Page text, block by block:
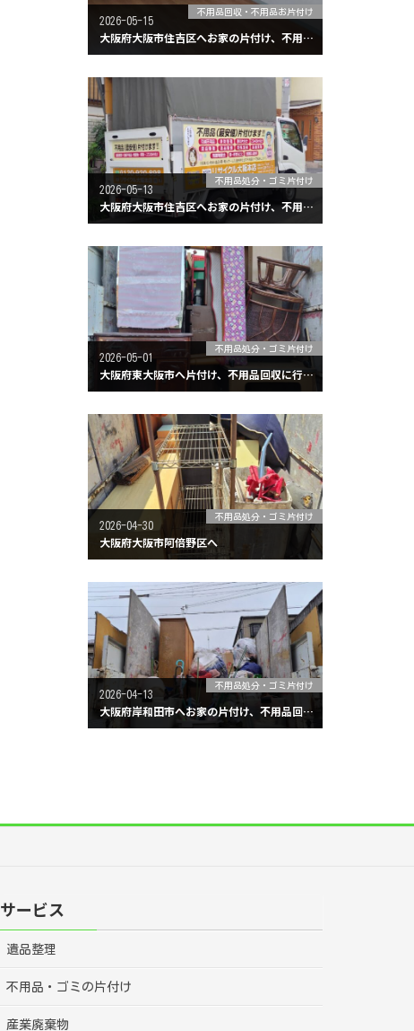
2026-05-15
不用品回収・不用品お片付け
大阪府大阪市住吉区へお家の片付け、不用品回収に行ってきました。
2026-05-13
不用品処分・ゴミ片付け
大阪府大阪市住吉区へお家の片付け、不用品回収に行ってきました。
2026-05-01
不用品処分・ゴミ片付け
大阪府東大阪市へ片付け、不用品回収に行ってきました。
2026-04-30
不用品処分・ゴミ片付け
大阪府大阪市阿倍野区へ
2026-04-13
不用品処分・ゴミ片付け
大阪府岸和田市へお家の片付け、不用品回収に行ってきました。
サービス
遺品整理
不用品・ゴミの片付け
産業廃棄物